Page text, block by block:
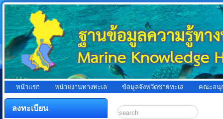
หน้าแรก หน่วยงานทางทะเล ข้อมูลจังหวัดชายทะเล คณะอนุ
ลงทะเบียน